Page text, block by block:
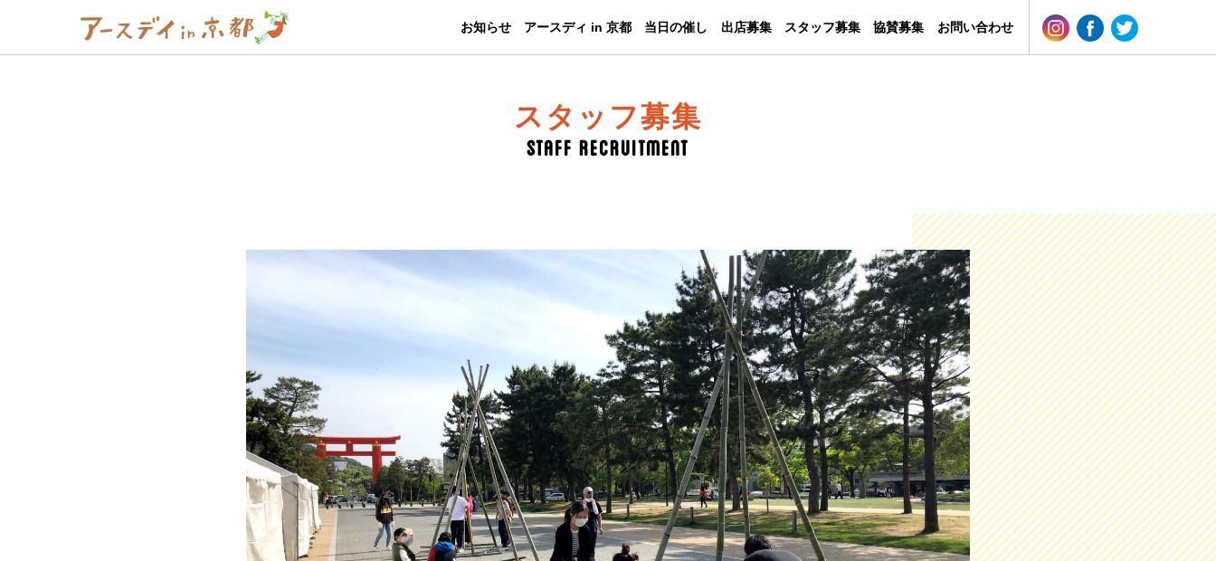
お知らせ アースディ in 京都 当日の催し 出店募集 スタッフ募集 協賛募集 お問い合わせ
Staff recruitment